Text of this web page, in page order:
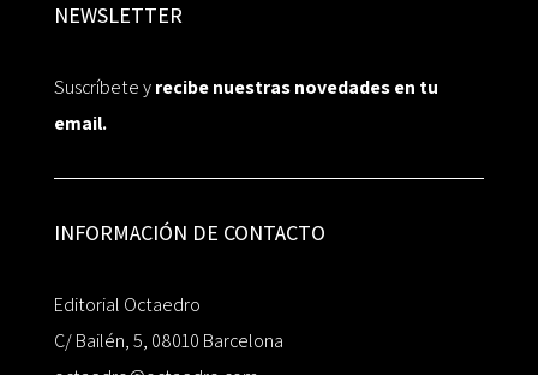
NEWSLETTER
Suscríbete yrecibe nuestras novedades en tu
email.
INFORMACIÓN DE CONTACTO
Editorial Octaedro
C/ Bailén, 5, 08010 Barcelona